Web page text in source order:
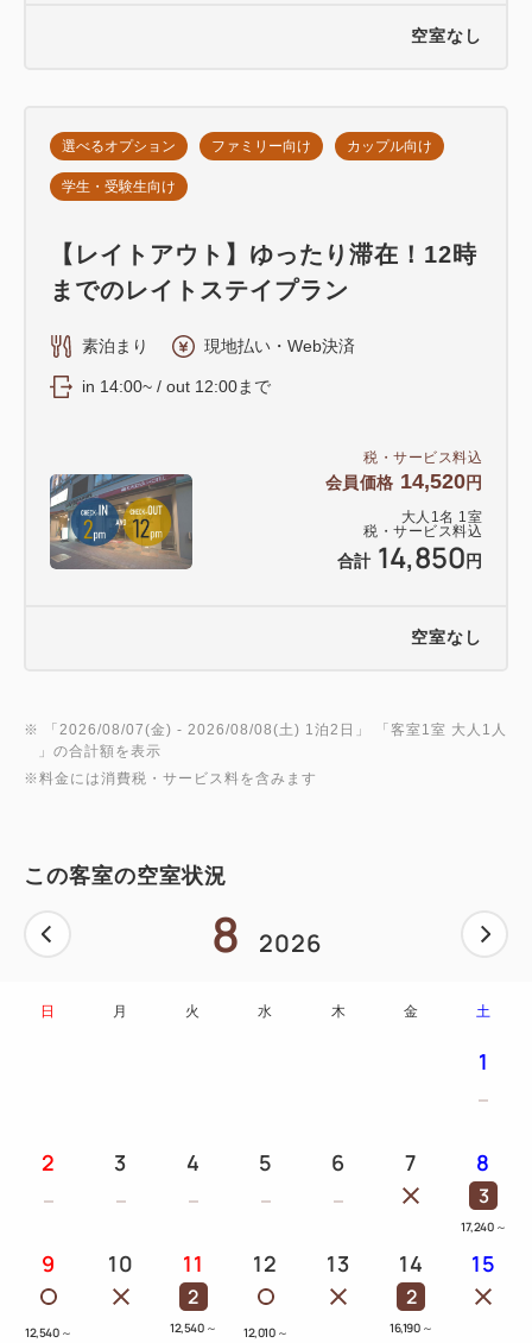
空室なし
税・サービス料込
会員価格 14,520円
大人 1名 1室
税・サービス料込
合計 14,850 円
選べるオプション ファミリー向け カップル向け
学生・受験生向け
【レイトアウト】ゆったり滞在！12時
までのレイトステイプラン
素泊まり 現地払い・Web決済
in 14:00~ / out 12:00まで
空室なし
※ 「 2026/08/07(金) - 2026/08/08(土) 1泊2日 」 「 客室1室 大人1人
」の合計額を表示
※料金には消費税・サービス料を含みます
この客室の空室状況
8 2026
日 月 火 水 木 金 土
1
2 3 4 5 6 7 8
3
17,240 ～
9
12,540 ～
10 11
2
12,540 ～
12
12,010 ～
13 14
2
16,190 ～
15